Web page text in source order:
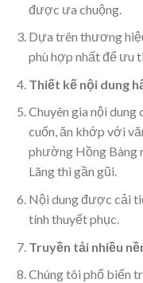
được ưa chuộng.
Dựa trên thương
phù hợp nhất để ưu
Thiết kế nội dung
Chuyên gia nội
cuốn, ăn khớp với
phường Hồng Bàng
Lãng thì gần gũi.
Nội dung được cải
tính thuyết phục.
Truyền tải nhiều
Chúng tôi phổ biến